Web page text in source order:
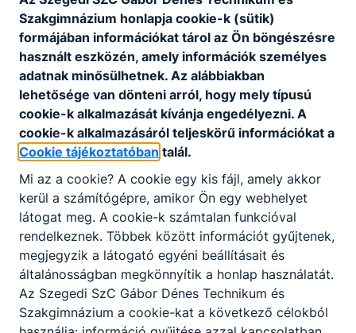
Szakgimnázium honlapja cookie-k (sütik)
formájában információkat tárol az Ön böngészésre
használt eszközén, amely információk személyes
adatnak minősülhetnek. Az alábbiakban
lehetősége van dönteni arról, hogy mely típusú
cookie-k alkalmazását kívánja engedélyezni. A
cookie-k alkalmazásáról teljeskörű információkat a
Cookie tájékoztatóban talál.
Mi az a cookie? A cookie egy kis fájl, amely akkor
kerül a számítógépre, amikor Ön egy webhelyet
látogat meg. A cookie-k számtalan funkcióval
rendelkeznek. Többek között információt gyűjtenek,
megjegyzik a látogató egyéni beállításait és
általánosságban megkönnyítik a honlap használatát.
Az Szegedi SzC Gábor Dénes Technikum és
Szakgimnázium a cookie-kat a következő célokból